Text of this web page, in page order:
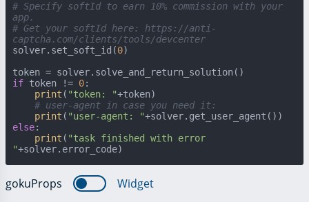
# Specify softId to earn 10% commission with your
app.
# Get your softId here: https://anti-
captcha.com/clients/tools/devcenter
solver.set_soft_id(0)
if token != 0:
print ( "token: "+token)
# user-agent in case you need it:
print ( "user-agent: "
else:
print ( "task finished with error
"+solver.error_code)
gokuProps
Widget